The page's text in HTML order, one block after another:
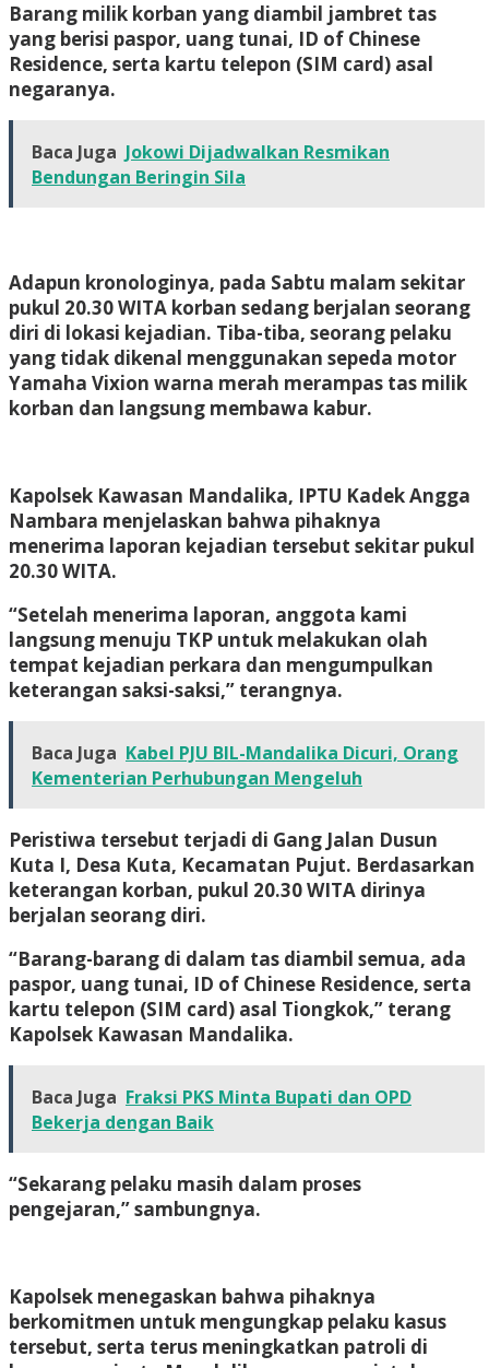
Barang milik korban yang diambil jambret tas
yang berisi paspor, uang tunai, ID of Chinese
Residence, serta kartu telepon (SIM card) asal
negaranya.
Baca Juga Jokowi Dijadwalkan Resmikan
Bendungan Beringin Sila
Adapun kronologinya, pada Sabtu malam sekitar
pukul 20.30 WITA korban sedang berjalan seorang
diri di lokasi kejadian. Tiba-tiba, seorang pelaku
yang tidak dikenal menggunakan sepeda motor
Yamaha Vixion warna merah merampas tas milik
korban dan langsung membawa kabur.
Kapolsek Kawasan Mandalika, IPTU Kadek Angga
Nambara menjelaskan bahwa pihaknya
menerima laporan kejadian tersebut sekitar pukul
20.30 WITA.
“Setelah menerima laporan, anggota kami
langsung menuju TKP untuk melakukan olah
tempat kejadian perkara dan mengumpulkan
keterangan saksi-saksi,” terangnya.
Baca Juga Kabel PJU BIL-Mandalika Dicuri, Orang
Kementerian Perhubungan Mengeluh
Peristiwa tersebut terjadi di Gang Jalan Dusun
Kuta I, Desa Kuta, Kecamatan Pujut. Berdasarkan
keterangan korban, pukul 20.30 WITA dirinya
berjalan seorang diri.
“Barang-barang di dalam tas diambil semua, ada
paspor, uang tunai, ID of Chinese Residence, serta
kartu telepon (SIM card) asal Tiongkok,” terang
Kapolsek Kawasan Mandalika.
Baca Juga Fraksi PKS Minta Bupati dan OPD
Bekerja dengan Baik
“Sekarang pelaku masih dalam proses
pengejaran,” sambungnya.
Kapolsek menegaskan bahwa pihaknya
berkomitmen untuk mengungkap pelaku kasus
tersebut, serta terus meningkatkan patroli di